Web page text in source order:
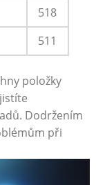
518
511
položky
Dodržením
při